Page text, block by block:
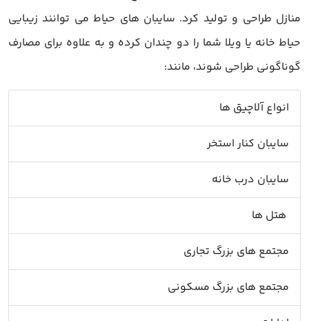
منازل طراحی و تولید کرد. سایبان های حیاط می توانند زیبایی
حیاط خانه یا ویلا شما را دو چندان کرده و به علاوه برای مصارف
گوناگونی طراحی شوند، مانند:
انواع آلاچیق ها
سایبان کنار استخر
سایبان درب خانه
هتل ها
مجتمع های بزرگ تجاری
مجتمع های بزرگ مسکونی